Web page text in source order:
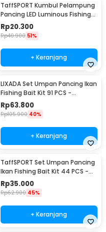
TaffSPORT Kumbul Pelampung
Pancing LED Luminous Fishing
Float 1 PCS - DS-10
Rp20.300
Rp40.900 51%
+ Keranjang
LIXADA Set Umpan Pancing Ikan
Fishing Bait Kit 91 PCS -
DWS250-B
Rp63.800
Rp105.900 40%
+ Keranjang
TaffSPORT Set Umpan Pancing
Ikan Fishing Bait Kit 44 PCS -
DWS250-D
Rp35.000
Rp62.900 45%
+ Keranjang